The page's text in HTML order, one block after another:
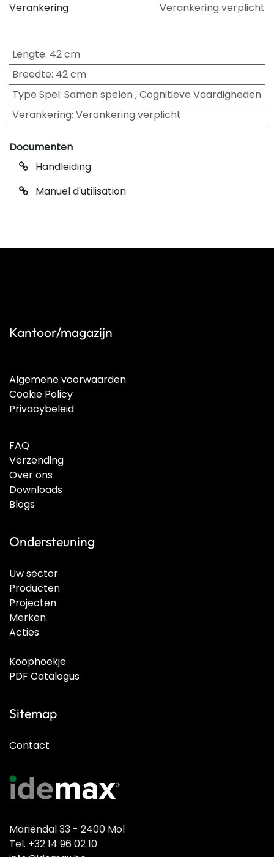
Verankering
Verankering verplicht
Lengte: 42 cm
Breedte: 42 cm
Type Spel: Samen spelen,Cognitieve Vaardigheden
Verankering: Verankering verplicht
Documenten
Handleiding
Manuel d'utilisation
Kantoor/magazijn
Algemene voorwaarden
Cookie Policy
Privacybeleid
FAQ
Verzending
Over ons
Downloads
Blogs
Ondersteuning
Uw sector
Producten
Projecten
Merken
Acties
Koophoekje
PDF Catalogus
Sitemap
Contact
Mariëndal 33 - 2400 Mol
Tel. +32 14 96 02 10